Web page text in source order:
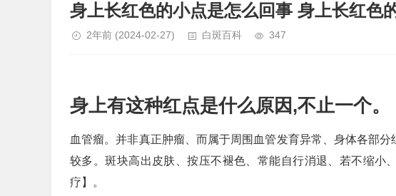
身上长红色的小点是怎么回事 身上长红色
2年前 (2024-02-27) 白斑百科 347
身上有这种红点是什么原因,不止一个。
血管瘤。并非真正肿瘤、而属于周围血管发育异常、身体各部
较多。斑块高出皮肤、按压不褪色、常能自行消退、若不缩小
疗】。